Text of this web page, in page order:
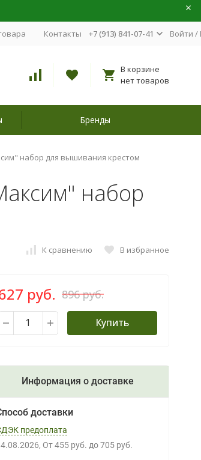
Контакты +7 (913) 841-07-41 Войти /
В корзине
нет товаров
Бренды
набор для вышивания крестом
набор
К сравнению В избранное
руб. 896 руб.
Купить
Информация о доставке
доставки
предоплата
От 455 руб. до 705 руб.